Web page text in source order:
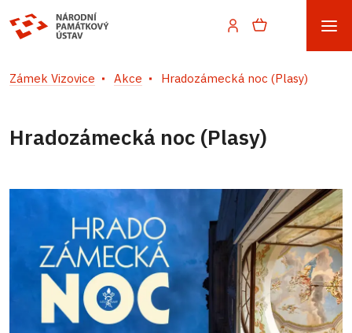
Zámek Vizovice Akce Hradozámecká noc (Plasy)
Hradozámecká noc (Plasy)